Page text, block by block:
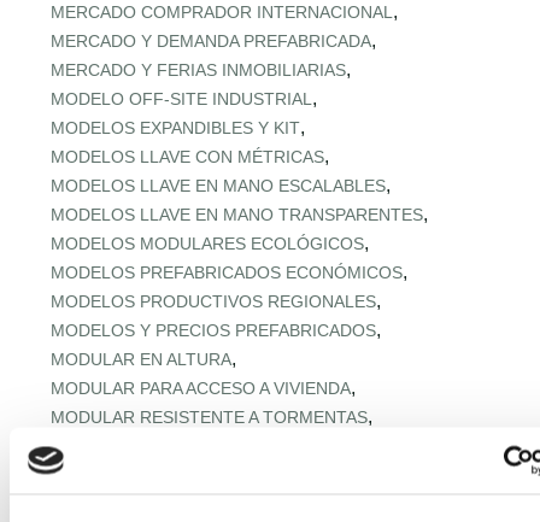
MERCADO COMPRADOR INTERNACIONAL ,
MERCADO Y DEMANDA PREFABRICADA,
MERCADO Y FERIAS INMOBILIARIAS,
MODELO OFF-SITE INDUSTRIAL ,
MODELOS EXPANDIBLES Y KIT,
MODELOS LLAVE CON MÉTRICAS,
MODELOS LLAVE EN MANO ESCALABLES,
MODELOS LLAVE EN MANO TRANSPARENTES,
MODELOS MODULARES ECOLÓGICOS,
MODELOS PREFABRICADOS ECONÓMICOS,
MODELOS PRODUCTIVOS REGIONALES,
MODELOS Y PRECIOS PREFABRICADOS,
MODULAR EN ALTURA,
MODULAR PARA ACCESO A VIVIENDA,
MODULAR RESISTENTE A TORMENTAS,
MODULAR RURAL ASEQUIBLE
MONTAJE EXPRÉS Y MICROPLAZOS